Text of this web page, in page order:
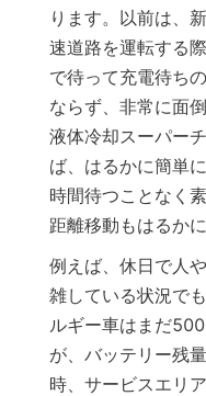
ります。以前は、
速道路を運転する
で待って充電待ち
ならず、非常に面
液体冷却スーパー
ば、はるかに簡単
時間待つことなく
距離移動もはるか
例えば、休日で人
雑している状況で
ルギー車はまだ
が、バッテリー残
時、サービスエリ